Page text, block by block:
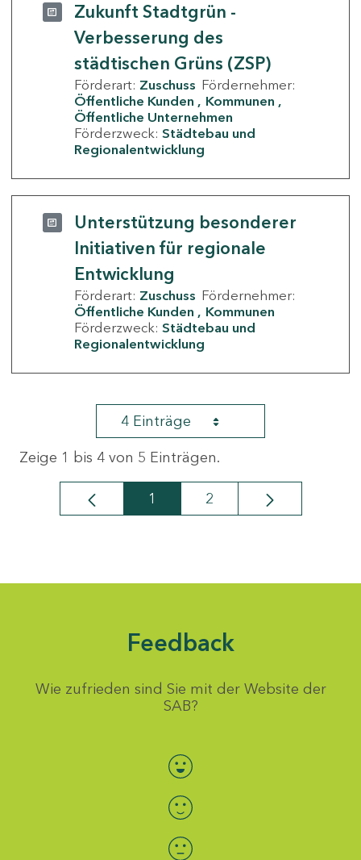
Zukunft Stadtgrün -
Verbesserung des
städtischen Grüns (ZSP)
Förderart: Zuschuss Fördernehmer:
Öffentliche Kunden
Kommunen
Öffentliche Unternehmen
Förderzweck: Städtebau und
Regionalentwicklung
Unterstützung besonderer
Initiativen für regionale
Entwicklung
Förderart: Zuschuss Fördernehmer:
Öffentliche Kunden
Kommunen
Förderzweck: Städtebau und
Regionalentwicklung
4 Einträge
Zeige 1 bis 4 von 5 Einträgen.
Seite
1 Seite
2
Feedback
Wie zufrieden sind Sie mit der Website der
SAB?
Bewertung auswählen